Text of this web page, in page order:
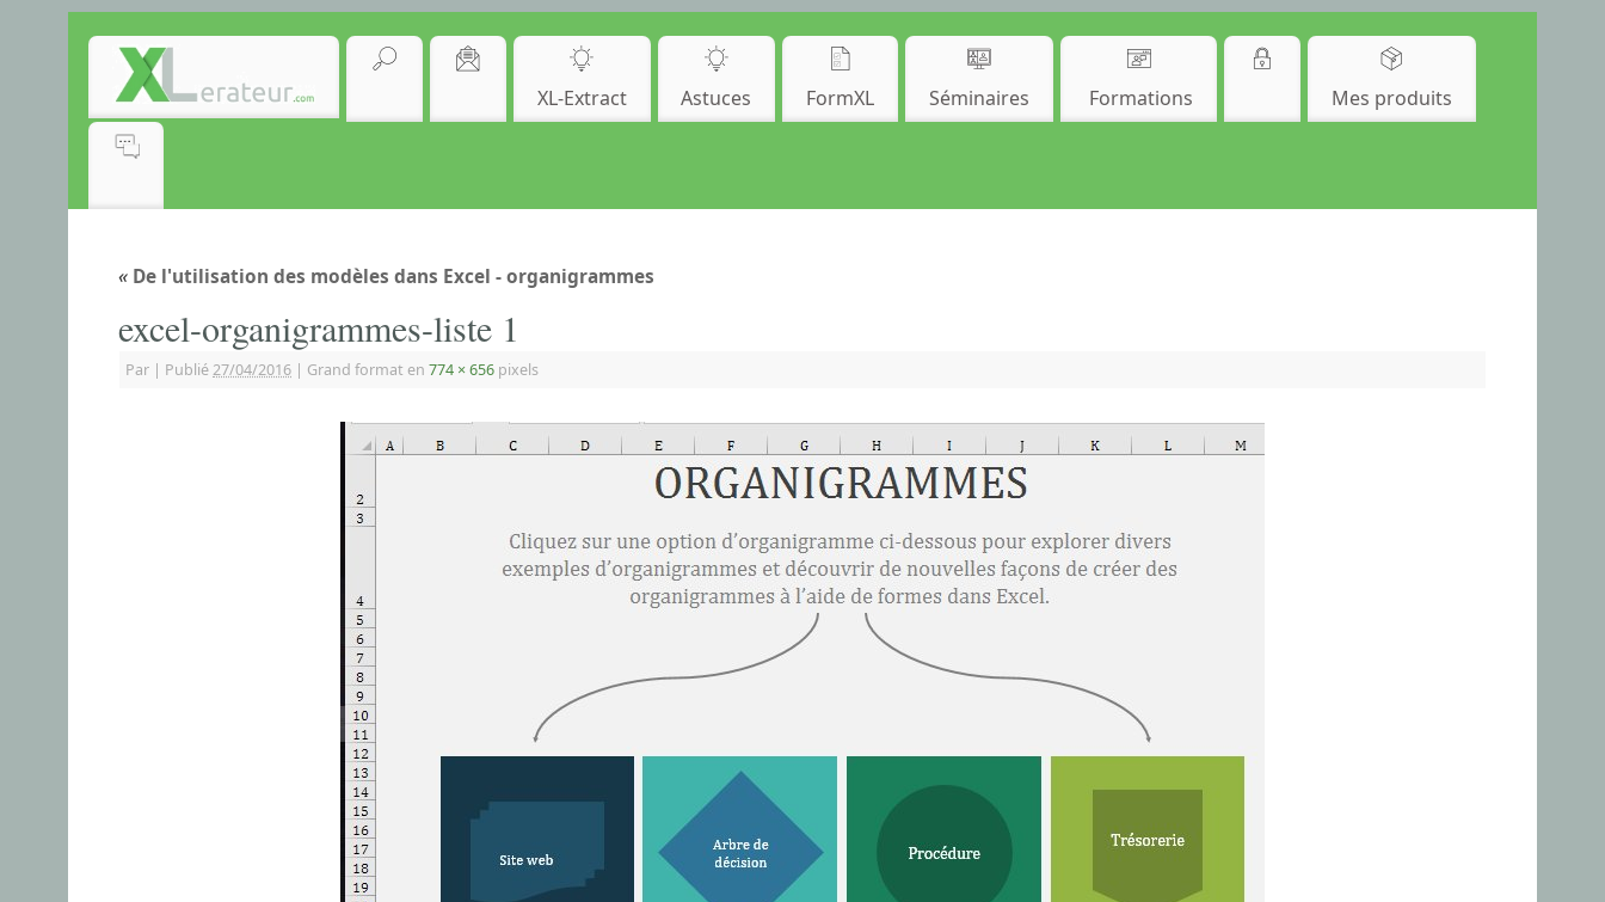
XL-Extract Astuces FormXL Séminaires Formations Mes produits
« De l'utilisation des modèles dans Excel - organigrammes
excel-organigrammes-liste 1
Par | Publié27/04/2016 | Grand format en 774 × 656 pixels